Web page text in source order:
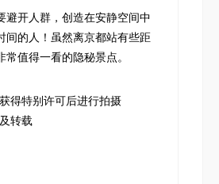
避开人群，创造在安静空间中
间的人！虽然离京都站有些距
常值得一看的隐秘景点。
得特别许可后进行拍摄
转载